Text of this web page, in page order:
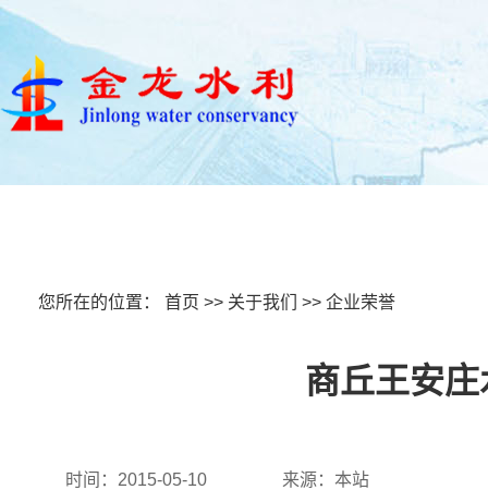
您所在的位置： 首页 >> 关于我们 >> 企业荣誉
商丘王安
时间：2015-05-10 来源：本站